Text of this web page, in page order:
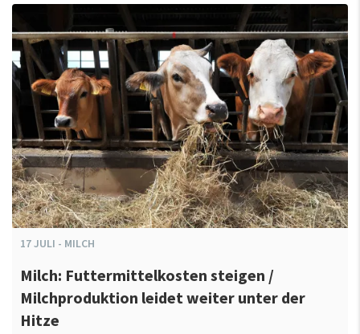
17JULI - MILCH
Milch: Futtermittelkosten steigen /
Milchproduktion leidet weiter unter der
Hitze